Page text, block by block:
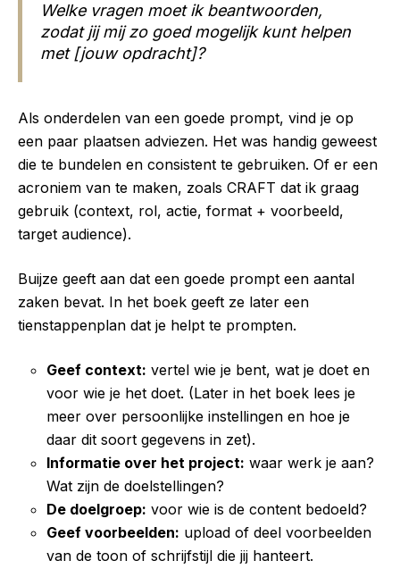
Welke vragen moet ik beantwoorden,
zodat jij mij zo goed mogelijk kunt helpen
met [jouw opdracht]?
Als onderdelen van een goede prompt, vind je op
een paar plaatsen adviezen. Het was handig geweest
die te bundelen en consistent te gebruiken. Of er een
acroniem van te maken, zoals CRAFT dat ik graag
gebruik (context, rol, actie, format + voorbeeld,
target audience).
Buijze geeft aan dat een goede prompt een aantal
zaken bevat. In het boek geeft ze later een
tienstappenplan dat je helpt te prompten.
Geef context: vertel wie je bent, wat je doet en
voor wie je het doet. (Later in het boek lees je
meer over persoonlijke instellingen en hoe je
daar dit soort gegevens in zet).
Informatie over het project: waar werk je aan?
Wat zijn de doelstellingen?
De doelgroep: voor wie is de content bedoeld?
Geef voorbeelden: upload of deel voorbeelden
van de toon of schrijfstijl die jij hanteert.